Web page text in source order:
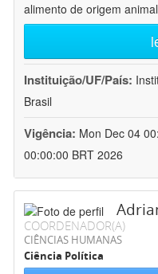
alimento de origem
Instituição/UF/País:
Brasil
Vigência: Mon Dec 04
00:00:00 BRT 2026
COORDENADOR(A)
CIÊNCIAS HUMANAS
Ciência Política